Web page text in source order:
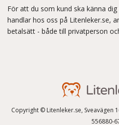
För att du som kund ska känna
handlar hos oss på Litenleker.se,
betalsätt - både till privatperson
Copyright © Litenleker.se, Sveavägen
556880-